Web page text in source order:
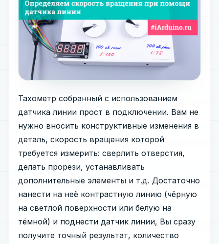
Тахометр собранный с использованием
датчика линии прост в подключении. Вам не
нужно вносить конструктивные изменения в
деталь, скорость вращения которой
требуется измерить: сверлить отверстия,
делать прорези, устанавливать
дополнительные элементы и т.д. Достаточно
нанести на неё контрастную линию (чёрную
на светлой поверхности или белую на
тёмной) и поднести датчик линии, Вы сразу
получите точный результат, количество